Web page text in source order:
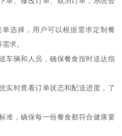
选择，用户可以根据需求定制餐
求。
车辆和人员，确保餐食按时送达指
实时查看订单状态和配送进度，了
准，确保每一份餐食都符合健康要